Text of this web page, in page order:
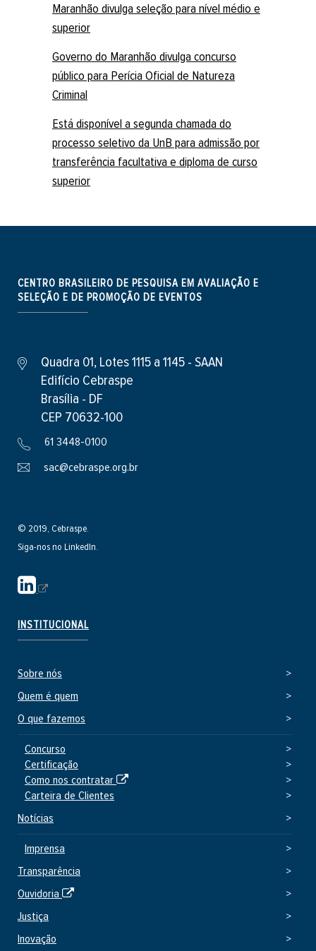
Maranhão divulga seleção para nível médio e
superior
Governo do Maranhão divulga concurso
público para Perícia Oficial de Natureza
Criminal
Está disponível a segunda chamada do
processo seletivo da UnB para admissão por
transferência facultativa e diploma de curso
superior
CENTRO BRASILEIRO DE PESQUISA EM AVALIAÇÃO E
SELEÇÃO E DE PROMOÇÃO DE EVENTOS
Quadra 01, Lotes 1115 a 1145 - SAAN
Edifício Cebraspe
Brasília - DF
CEP 70632-100
61 3448-0100
sac@cebraspe.org.br
© 2019, Cebraspe.
Siga-nos no LinkedIn.
S
t
e
x
t
n
o
INSTITUCIONAL
Sobre nós
Quem é quem
O que fazemos
Concurso
Certificação
Como nos contratar
S
Carteira de Clientes
Notícias
Imprensa
Transparência
Ouvidoria
S
Justiça
Inovação